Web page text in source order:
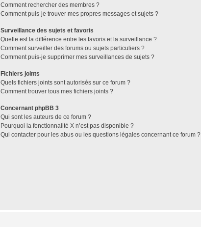
Comment rechercher des membres ?
Comment puis-je trouver mes propres messages et sujets ?
Surveillance des sujets et favoris
Quelle est la différence entre les favoris et la surveillance ?
Comment surveiller des forums ou sujets particuliers ?
Comment puis-je supprimer mes surveillances de sujets ?
Fichiers joints
Quels fichiers joints sont autorisés sur ce forum ?
Comment trouver tous mes fichiers joints ?
Concernant phpBB 3
Qui sont les auteurs de ce forum ?
Pourquoi la fonctionnalité X n’est pas disponible ?
Qui contacter pour les abus ou les questions légales concernant ce forum ?